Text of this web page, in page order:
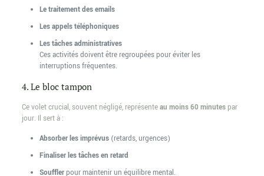
Le traitement des emails
Les appels téléphoniques
Les tâches administratives
Ces activités doivent être regroupées pour éviter les
interruptions fréquentes.
4. Le bloc tampon
Ce volet crucial, souvent négligé, représenteau moins 60 minutespar
jour. Il sert à :
Absorber les imprévus(retards, urgences)
Finaliser les tâches en retard
Soufflerpour maintenir un équilibre mental.